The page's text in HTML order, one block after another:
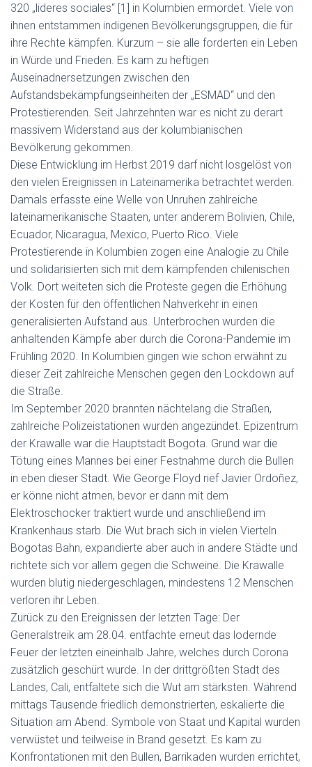
320 „lideres sociales“ [1] in Kolumbien ermordet. Viele von
ihnen entstammen indigenen Bevölkerungsgruppen, die für
ihre Rechte kämpfen. Kurzum – sie alle forderten ein Leben
in Würde und Frieden. Es kam zu heftigen
Auseinadnersetzungen zwischen den
Aufstandsbekämpfungseinheiten der „ESMAD“ und den
Protestierenden. Seit Jahrzehnten war es nicht zu derart
massivem Widerstand aus der kolumbianischen
Bevölkerung gekommen.
Diese Entwicklung im Herbst 2019 darf nicht losgelöst von
den vielen Ereignissen in Lateinamerika betrachtet werden.
Damals erfasste eine Welle von Unruhen zahlreiche
lateinamerikanische Staaten, unter anderem Bolivien, Chile,
Ecuador, Nicaragua, Mexico, Puerto Rico. Viele
Protestierende in Kolumbien zogen eine Analogie zu Chile
und solidarisierten sich mit dem kämpfenden chilenischen
Volk. Dort weiteten sich die Proteste gegen die Erhöhung
der Kosten für den öffentlichen Nahverkehr in einen
generalisierten Aufstand aus. Unterbrochen wurden die
anhaltenden Kämpfe aber durch die Corona-Pandemie im
Frühling 2020. In Kolumbien gingen wie schon erwähnt zu
dieser Zeit zahlreiche Menschen gegen den Lockdown auf
die Straße.
Im September 2020 brannten nächtelang die Straßen,
zahlreiche Polizeistationen wurden angezündet. Epizentrum
der Krawalle war die Hauptstadt Bogota. Grund war die
Tötung eines Mannes bei einer Festnahme durch die Bullen
in eben dieser Stadt. Wie George Floyd rief Javier Ordoñez,
er könne nicht atmen, bevor er dann mit dem
Elektroschocker traktiert wurde und anschließend im
Krankenhaus starb. Die Wut brach sich in vielen Vierteln
Bogotas Bahn, expandierte aber auch in andere Städte und
richtete sich vor allem gegen die Schweine. Die Krawalle
wurden blutig niedergeschlagen, mindestens 12 Menschen
verloren ihr Leben.
Zurück zu den Ereignissen der letzten Tage: Der
Generalstreik am 28.04. entfachte erneut das lodernde
Feuer der letzten eineinhalb Jahre, welches durch Corona
zusätzlich geschürt wurde. In der drittgrößten Stadt des
Landes, Cali, entfaltete sich die Wut am stärksten. Während
mittags Tausende friedlich demonstrierten, eskalierte die
Situation am Abend. Symbole von Staat und Kapital wurden
verwüstet und teilweise in Brand gesetzt. Es kam zu
Konfrontationen mit den Bullen, Barrikaden wurden errichtet,